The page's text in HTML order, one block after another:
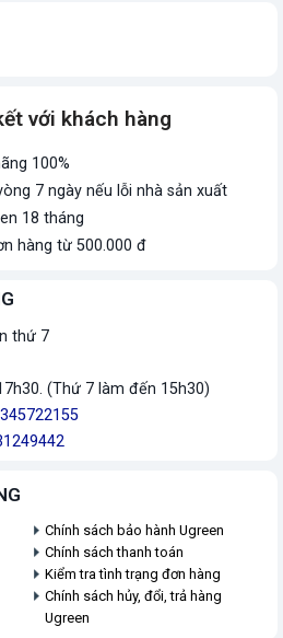
với khách hàng
100%
7 ngày nếu lỗi nhà sản xuất
18 tháng
hàng từ 500.000 đ
thứ 7
(Thứ 7 làm đến 15h30)
Chính sách bảo hành Ugreen
Chính sách thanh toán
Kiểm tra tình trạng đơn hàng
Chính sách hủy, đổi, trả hàng
Ugreen